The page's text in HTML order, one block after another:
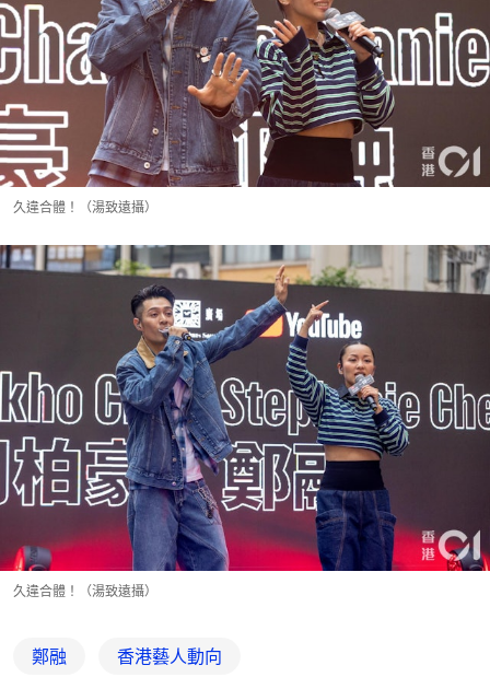
久違合體！（湯致遠攝）
久違合體！（湯致遠攝）
鄭融 香港藝人動向